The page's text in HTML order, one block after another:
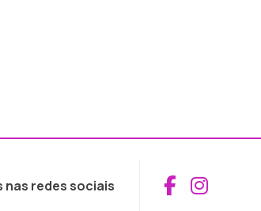
nas redes sociais Aceder